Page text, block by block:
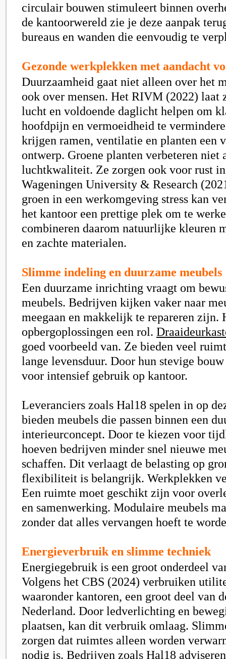
circulair bouwen stimuleert binnen
de kantoorwereld zie je deze aanpak
bureaus en wanden die eenvoudig te
Gezonde werkplekken met aandacht
Duurzaamheid gaat niet alleen over het
ook over mensen. Het RIVM (2022) laat
lucht en voldoende daglicht helpen om
hoofdpijn en vermoeidheid te
krijgen ramen, ventilatie en planten een
ontwerp. Groene planten verbeteren niet
luchtkwaliteit. Ze zorgen ook voor rust
Wageningen University & Research
groen in een werkomgeving stress kan
het kantoor een prettige plek om te
combineren daarom natuurlijke kleuren
en zachte materialen.
Slimme indeling en duurzame meubels
Een duurzame inrichting vraagt om
meubels. Bedrijven kijken vaker naar
meegaan en makkelijk te repareren zijn.
opbergoplossingen een rol.
goed voorbeeld van. Ze bieden veel
lange levensduur. Door hun stevige
voor intensief gebruik op kantoor.
Leveranciers zoals Hal18 spelen in op
bieden meubels die passen binnen een
interieurconcept. Door te kiezen voor
hoeven bedrijven minder snel nieuwe
schaffen. Dit verlaagt de belasting op
flexibiliteit is belangrijk. Werkplekken
Een ruimte moet geschikt zijn voor
en samenwerking. Modulaire meubels
zonder dat alles vervangen hoeft te
Energieverbruik en slimme techniek
Energiegebruik is een groot onderdeel
Volgens het CBS (2024) verbruiken
waaronder kantoren, een groot deel van
Nederland. Door ledverlichting en
plaatsen, kan dit verbruik omlaag.
zorgen dat ruimtes alleen worden
nodig is. Bedrijven zoals Hal18